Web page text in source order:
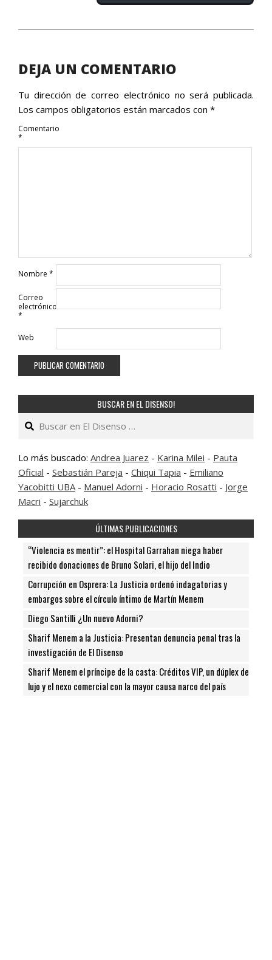
18
DEJA UN COMENTARIO
Tu dirección de correo electrónico no será publicada.
Los campos obligatorios están marcados con *
Comentario
*
Nombre *
Correo
electrónico
*
Web
BUSCAR EN EL DISENSO!
Buscar
Lo más buscado: Andrea Juarez - Karina Milei - Pauta
Oficial - Sebastián Pareja - Chiqui Tapia - Emiliano
Yacobitti UBA- Manuel Adorni - Horacio Rosatti - Jorge
Macri - Sujarchuk
ÚLTIMAS PUBLICACIONES
“Violencia es mentir”: el Hospital Garrahan niega haber
recibido donaciones de Bruno Solari, el hijo del Indio
Corrupción en Osprera: La Justicia ordenó indagatorias y
embargos sobre el círculo íntimo de Martín Menem
Diego Santilli ¿Un nuevo Adorni?
Sharif Menem a la Justicia: Presentan denuncia penal tras la
investigación de El Disenso
Sharif Menem el príncipe de la casta: Créditos VIP, un dúplex de
lujo y el nexo comercial con la mayor causa narco del país